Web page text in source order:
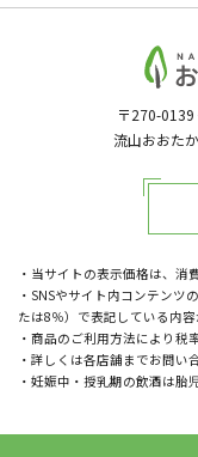
〒270-0139
流山おおた
・当サイトの表示価格は、消
・SNSやサイト内コンテンツ
たは8％）で表記している内容
・商品のご利用方法により税
・詳しくは各店舗までお問い
・妊娠中・授乳期の飲酒は胎